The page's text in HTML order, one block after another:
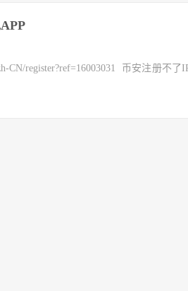
CN/register?ref=16003031 币安注册不了